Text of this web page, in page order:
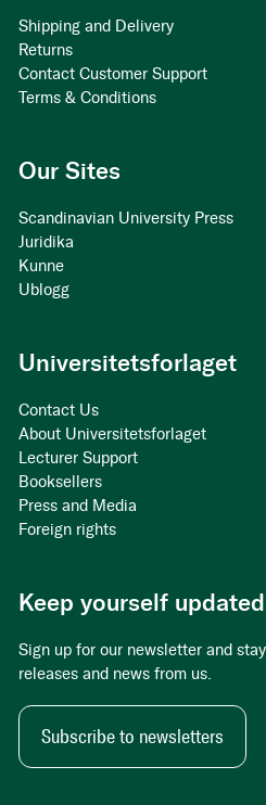
Shipping and Delivery
Returns
Contact Customer Support
Terms & Conditions
Our Sites
Scandinavian University Press
Juridika
Kunne
Ublogg
Universitetsforlaget
Contact Us
About Universitetsforlaget
Lecturer Support
Booksellers
Press and Media
Foreign rights
Keep yourself
Sign up for our newsletter and
releases and news from us.
Subscribe to newsletters